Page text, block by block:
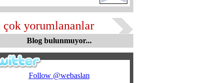
çok yorumlananlar
Blog bulunmuyor...
Follow @webaslan